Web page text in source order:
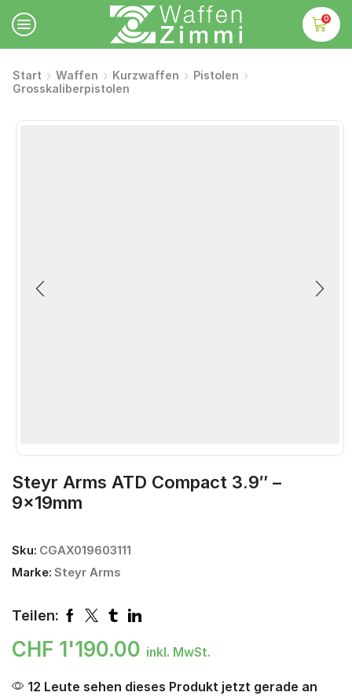
0
Start Waffen Kurzwaffen
Pistolen
Grosskaliberpistolen
Steyr Arms ATD Compact 3.9″ –
9x19mm
Sku: CGAX019603111
Marke: Steyr Arms
Teilen:
CHF 1'190.00 inkl. MwSt.
12 Leute sehen dieses Produkt jetzt gerade an